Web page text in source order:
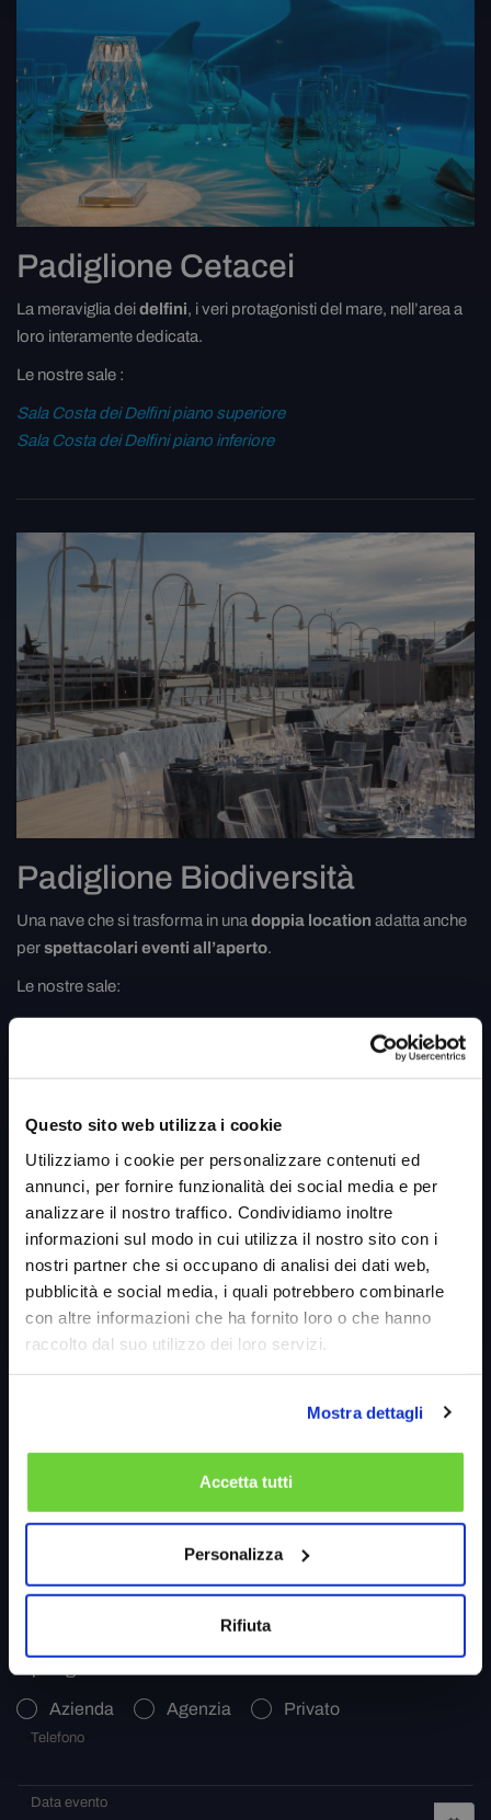
Questo sito web utilizza i cookie
Utilizziamo i cookie per personalizzare contenuti ed
annunci, per fornire funzionalità dei social media e per
analizzare il nostro traffico. Condividiamo inoltre
informazioni sul modo in cui utilizza il nostro sito con i
nostri partner che si occupano di analisi dei dati web,
pubblicità e social media, i quali potrebbero combinarle
con altre informazioni che ha fornito loro o che hanno
raccolto dal suo utilizzo dei loro servizi.
Mostra dettagli
Accetta tutti
Personalizza
Rifiuta
Padiglione Cetacei
La meraviglia deidelfini, i veri protagonisti del mare, nell’area a
loro interamente dedicata.
Le nostre sale :
Sala Costa dei Delfini piano superiore
Sala Costa dei Delfini piano inferiore
Padiglione Biodiversità
Una nave che si trasforma in una doppia location adatta anche
perspettacolari eventi all’aperto.
Le nostre sale:
FILE ALLEGATI
(1,14 MB)
Sala Laguna delle Sirene (Lamantini) (838,84 KB)
Sala Baia degli Squali (1,15 MB)
Sala Costa dei Delfini (1,49 MB)
Email
Ragione sociale
Azienda Agenzia Privato
Telefono
Data evento